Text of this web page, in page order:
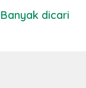
Banyak dicari